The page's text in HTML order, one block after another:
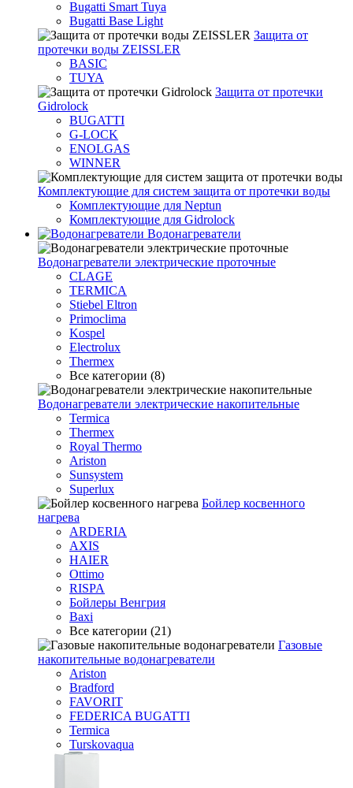
Bugatti Smart Tuya
Bugatti Base Light
Защита от
протечки воды ZEISSLER
BASIC
TUYA
Защита от протечки
Gidrolock
BUGATTI
G-LOCK
ENOLGAS
WINNER
Комплектующие для систем защита от протечки воды
Комплектующие для Neptun
Комплектующие для Gidrolock
Водонагреватели
Водонагреватeли электрические проточные
CLAGE
TERMICA
Stiebel Eltron
Primoclima
Kospel
Electrolux
Thermex
Все категории (8)
Водонагреватели электрические накопительные
Termica
Thermex
Royal Thermo
Ariston
Sunsystem
Superlux
Бойлер косвенного
нагрева
ARDERIA
AXIS
HAIER
Ottimo
RISPA
Бойлеры Венгрия
Baxi
Все категории (21)
Газовые
накопительные водонагреватели
Ariston
Bradford
FAVORIT
FEDERICA BUGATTI
Termica
Turskovaqua